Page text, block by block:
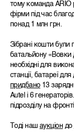
тому команда ARIO
фірми під час
понад 1 млн грн.
Зібрані кошти були
батальйону «Вовки
необхідні для
станції, батареї
придбано13
Autel і 6
підрозділу на
Тоді наш аукціон до